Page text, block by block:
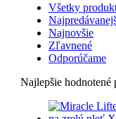
Všetky
Najnovšie
Zľavnené
Odporúčame
Najlepšie hodnotené